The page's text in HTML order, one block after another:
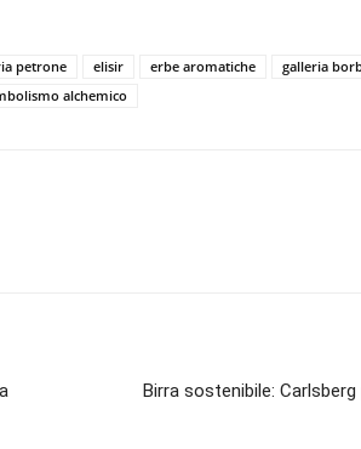
petrone elisir erbe aromatiche galleria
alchemico
Birra sostenibile: